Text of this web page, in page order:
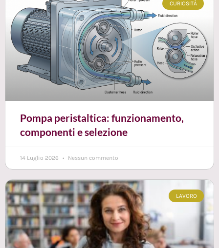
CURIOSITÀ
Pompa peristaltica: funzionamento,
componenti e selezione
14 Luglio 2026 Nessun commento
LAVORO